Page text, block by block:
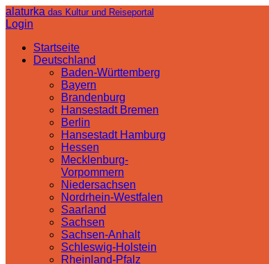
alaturka das Kultur und Reiseportal
Login
Startseite
Deutschland
Baden-Württemberg
Bayern
Brandenburg
Hansestadt Bremen
Berlin
Hansestadt Hamburg
Hessen
Mecklenburg-
Vorpommern
Niedersachsen
Nordrhein-Westfalen
Saarland
Sachsen
Sachsen-Anhalt
Schleswig-Holstein
Rheinland-Pfalz